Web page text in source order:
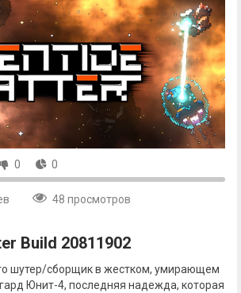
0 0
48 просмотров
Build 20811902
шутер/сборщик в жестком, умирающем
Юнит-4, последняя надежда, которая